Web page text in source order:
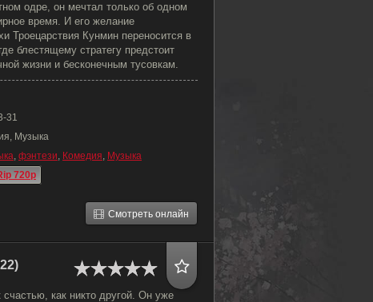
одре, он мечтал только об одном
время. И его желание
Троецарствия Кунмин переносится в
блестящему стратегу предстоит
жизни и бесконечным тусовкам.
31
Музыка
, фэнтези, Комедия, Музыка
720p
Смотреть онлайн
счастью, как никто другой. Он уже